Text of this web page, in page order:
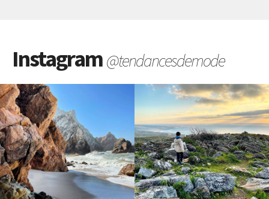
Instagram@tendancesdemode